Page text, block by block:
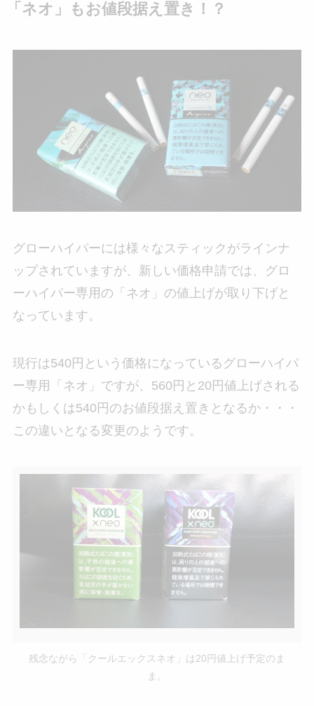
「ネオ」もお値段据え置き！？
グローハイパーには様々なスティックがラインナ
ップされていますが、新しい価格申請では、グロ
ーハイパー専用の「ネオ」の値上げが取り下げと
なっています。
現行は540円という価格になっているグローハイパ
ー専用「ネオ」ですが、560円と20円値上げされる
かもしくは540円のお値段据え置きとなるか・・・
この違いとなる変更のようです。
残念ながら「クールエックスネオ」は20円値上げ予定のま
ま。